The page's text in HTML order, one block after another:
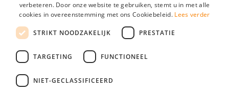
Parttime personeel
Vacature aanmelden
Partners
Social
verbeteren. Door onze website te gebruiken, stemt u in met alle
cookies in overeenstemming met ons Cookiebeleid. Lees verder
STRIKT NOODZAKELIJK PRESTATIE
TARGETING FUNCTIONEEL
NIET-GECLASSIFICEERD